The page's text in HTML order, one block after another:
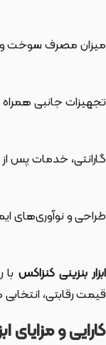
میزان مصرف سوخت
تجهیزات جانبی همراه
گارانتی، خدمات پس
طراحی و نوآوری‌های
ابزار بنزینی کنزاکس
قیمت رقابتی،
کارایی و مزایای